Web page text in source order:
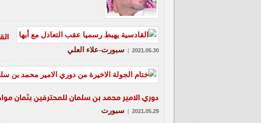
2021.05.30
| سبورت-علاء العلي
دوري الامير محمد بن سلمان للمحترفين بثمان
2021.05.29
| سبورت